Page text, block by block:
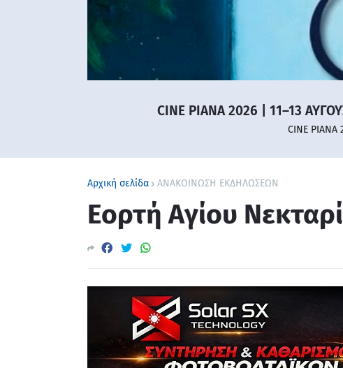
CINE PIANA 2026 | 11–13
CINE PIANA
Αρχική σελίδα ΑΝΑΚΟΙΝΩΣΗ ΕΚΔΗΛΩΣΕΩΝ
Εορτή Αγίου